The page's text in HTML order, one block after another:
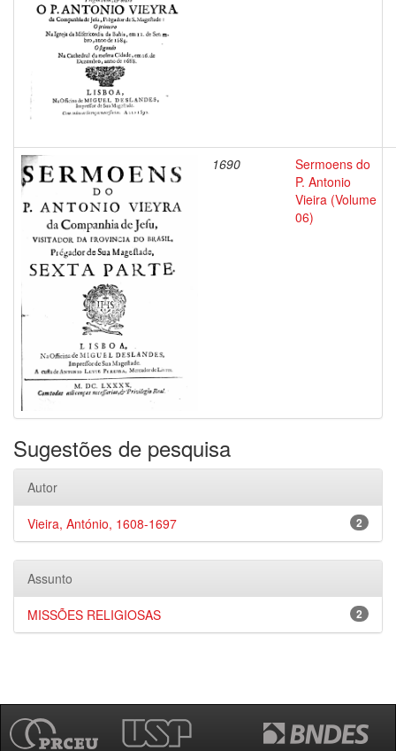
1690
Sermoens do
P. Antonio
Vieira (Volume
06)
Sugestões de pesquisa
Autor
2
Vieira, António, 1608-1697
Assunto
2
MISSÕES RELIGIOSAS